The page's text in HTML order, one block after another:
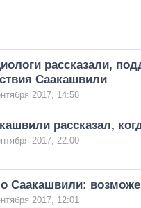
рассказали,
Саакашвили
2017, 14:58
рассказал,
2017, 22:00
Саакашвили:
2017, 12:01